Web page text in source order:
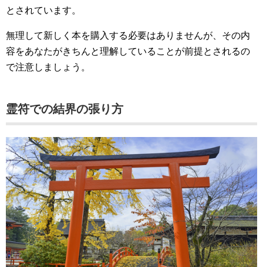
とされています。
無理して新しく本を購入する必要はありませんが、その内
容をあなたがきちんと理解していることが前提とされるの
で注意しましょう。
霊符での結界の張り方